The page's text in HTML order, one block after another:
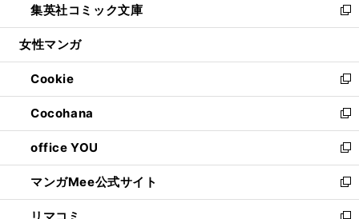
く
で
開
ド
ウ
開
く
ィ
ン
ウ
で
開
く
い
ウ
ン
ド
ウ
で
開
く
集英社コミック文庫
新
し
ウ
ィ
ン
ド
ウ
で
開
く
女性マンガ
Cookie
新
し
い
ウ
ィ
ン
ド
ウ
Cocohana
新
し
い
ウ
ィ
ン
office YOU
新
し
い
ウ
マンガMee公式サイト
新
し